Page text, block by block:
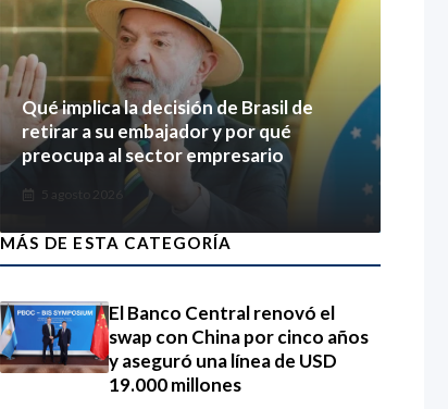
Qué implica la decisión de Brasil de
retirar a su embajador y por qué
preocupa al sector empresario
5 agosto 2026
MÁS DE ESTA CATEGORÍA
El Banco Central renovó el
swap con China por cinco años
y aseguró una línea de USD
19.000 millones